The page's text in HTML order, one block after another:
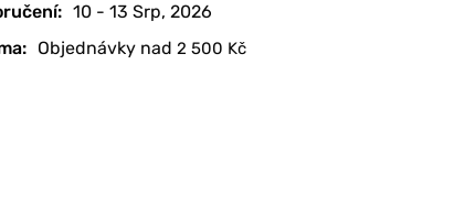
10 - 13 Srp, 2026
Objednávky nad 2 500 Kč